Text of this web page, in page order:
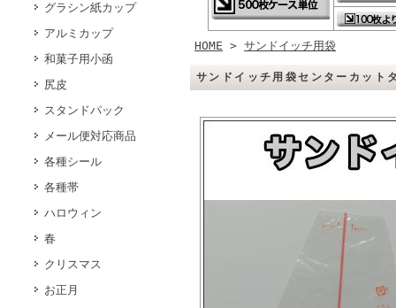
グラシン紙カップ
アルミカップ
和菓子用小函
尻皮
スタンドパック
メール便対応商品
各種シール
各種帯
ハロウィン
春
クリスマス
お正月
HOME > サンドイッチ用袋
サンドイッチ用袋センターカッ